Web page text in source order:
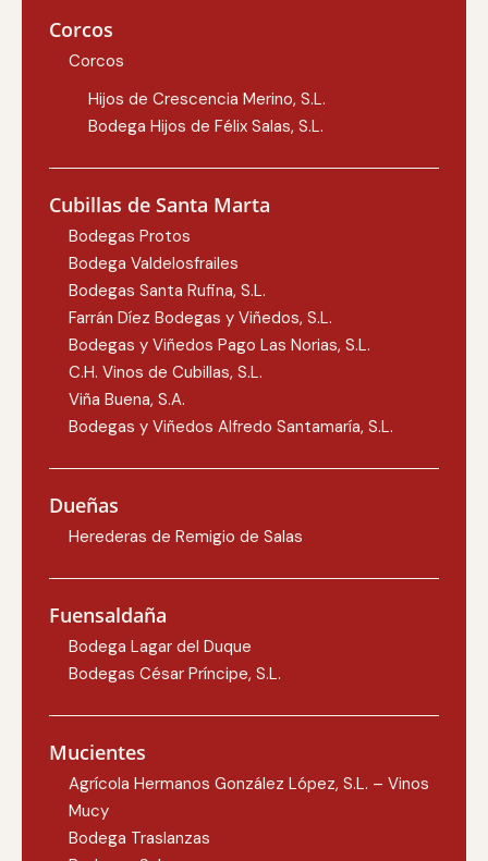
Corcos
Corcos
Hijos de Crescencia Merino, S.L.
Bodega Hijos de Félix Salas, S.L.
Cubillas de Santa Marta
Bodegas Protos
Bodega Valdelosfrailes
Bodegas Santa Rufina, S.L.
Farrán Díez Bodegas y Viñedos, S.L.
Bodegas y Viñedos Pago Las Norias, S.L.
C.H. Vinos de Cubillas, S.L.
Viña Buena, S.A.
Bodegas y Viñedos Alfredo Santamaría, S.L.
Dueñas
Herederas de Remigio de Salas
Fuensaldaña
Bodega Lagar del Duque
Bodegas César Príncipe, S.L.
Mucientes
Agrícola Hermanos González López, S.L. – Vinos
Mucy
Bodega Traslanzas